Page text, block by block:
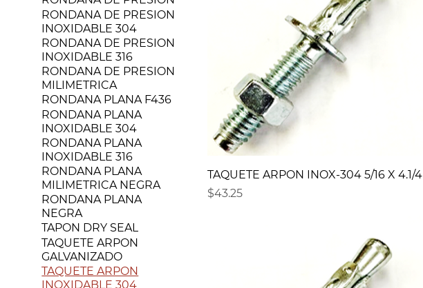
RONDANA DE PRESION
INOXIDABLE 304
RONDANA DE PRESION
INOXIDABLE 316
RONDANA DE PRESION
MILIMETRICA
RONDANA PLANA F436
RONDANA PLANA
INOXIDABLE 304
RONDANA PLANA
INOXIDABLE 316
RONDANA PLANA
MILIMETRICA NEGRA
RONDANA PLANA
NEGRA
TAPON DRY SEAL
TAQUETE ARPON
GALVANIZADO
TAQUETE ARPON
INOXIDABLE 304
TAQUETE ARPON INOX-304 5/16 X 4.1/4
Precio
$43.25